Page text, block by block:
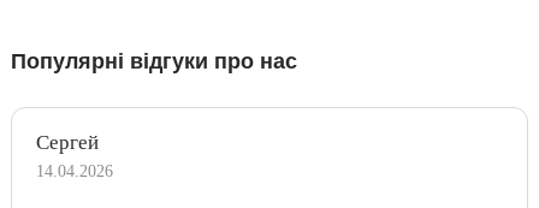
Популярні відгуки про нас
Сергей
14.04.2026